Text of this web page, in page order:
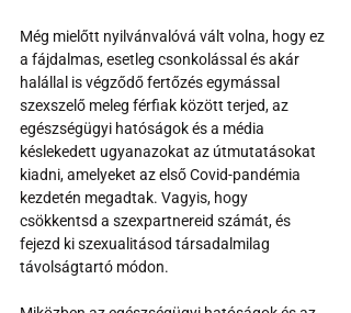
Még mielőtt nyilvánvalóvá vált volna, hogy ez
a fájdalmas, esetleg csonkolással és akár
halállal is végződő fertőzés egymással
szexszelő meleg férfiak között terjed, az
egészségügyi hatóságok és a média
késlekedett ugyanazokat az útmutatásokat
kiadni, amelyeket az első Covid-pandémia
kezdetén megadtak. Vagyis, hogy
csökkentsd a szexpartnereid számát, és
fejezd ki szexualitásod társadalmilag
távolságtartó módon.